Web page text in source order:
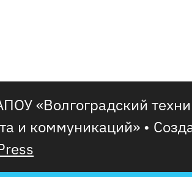
«Волгоградский
и коммуникаций» •